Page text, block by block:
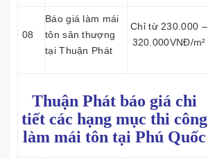
08
Báo giá làm mái
tôn sân thượng
tại Thuận Phát
Chỉ từ 230.000 –
320.000VNĐ/m²
Thuận Phát báo giá chi
tiết các hạng mục thi công
làm mái tôn tại Phú Quốc